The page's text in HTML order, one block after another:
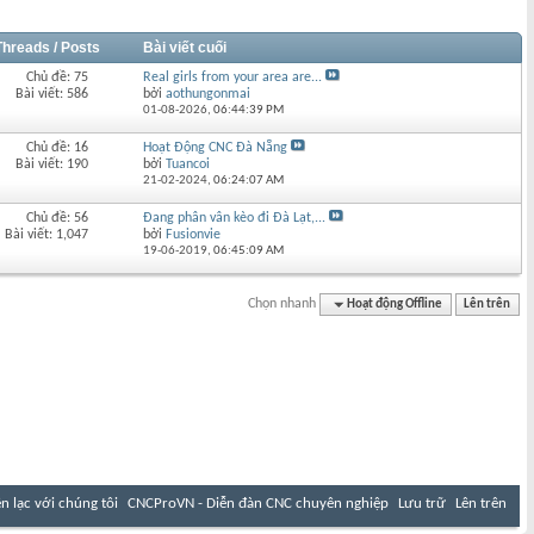
/ Posts Bài viết cuối
Chủ đề: 75
Bài viết: 586
Real girls from your area are...
bởiaothungonmai
01-08-2026,06:44:39 PM
Chủ đề: 16
Bài viết: 190
Hoạt Động CNC Đà Nẵng
bởiTuancoi
21-02-2024,06:24:07 AM
Chủ đề: 56
Bài viết: 1,047
Đang phân vân kèo đi Đà Lạt,...
bởi Fusionvie
19-06-2019,06:45:09 AM
Chọn nhanh Hoạt động Offline Lên trên
lạc với chúng tôi CNCProVN - Diễn đàn CNC chuyên nghiệp Lưu trữ Lên trên